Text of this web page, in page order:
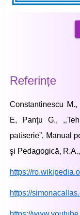
Referințe
Constantinescu M.,
E, Panţu G.,
patiserie”, Manual
şi Pedagogică,
https://
https://